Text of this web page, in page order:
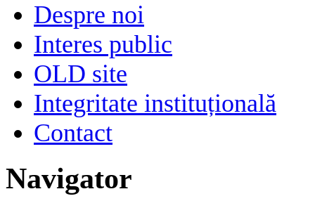
Despre noi
Interes public
OLD site
Integritate instituțională
Contact
Navigator